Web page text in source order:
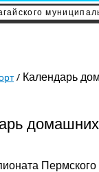
Календарь